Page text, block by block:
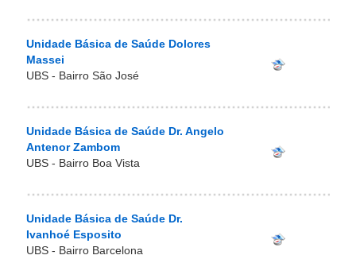
Unidade Básica de Saúde Dolores
Massei
UBS - Bairro São José
Unidade Básica de Saúde Dr. Angelo
Antenor Zambom
UBS - Bairro Boa Vista
Unidade Básica de Saúde Dr.
Ivanhoé Esposito
UBS - Bairro Barcelona